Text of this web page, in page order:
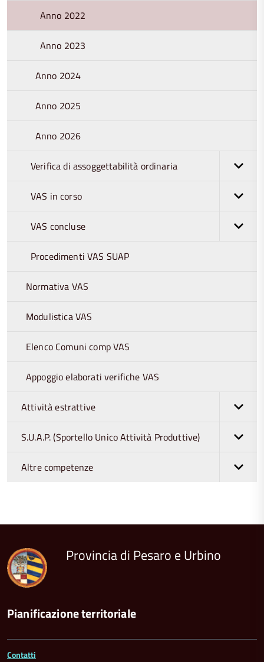
Anno 2022
Anno 2023
Anno 2024
Anno 2025
Anno 2026
Verifica di assoggettabilità ordinaria
VAS in corso
VAS concluse
Procedimenti VAS SUAP
Normativa VAS
Modulistica VAS
Elenco Comuni comp VAS
Appoggio elaborati verifiche VAS
Attività estrattive
S.U.A.P. (Sportello Unico Attività Produttive)
Altre competenze
del
Provincia di Pesaro e Urbino
Pianificazione territoriale
Contatti